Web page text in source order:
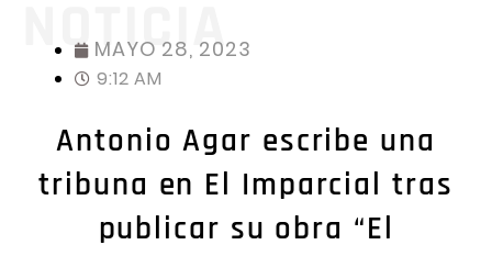
NOTICIA
MAYO 28, 2023
9:12 AM
Antonio Agar escribe una
tribuna en El Imparcial tras
publicar su obra “El